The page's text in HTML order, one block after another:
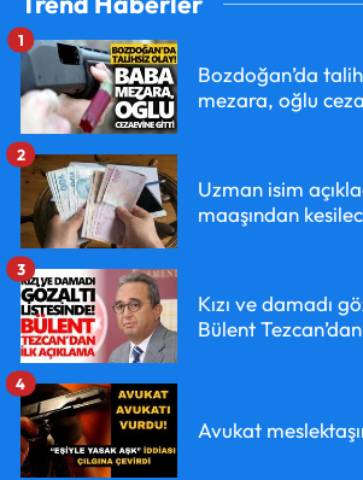
Bozdoğan’da
mezara, oğlu
1
Uzman isim
maaşından
2
Kızı ve damadı
Bülent
3
Avukat
4